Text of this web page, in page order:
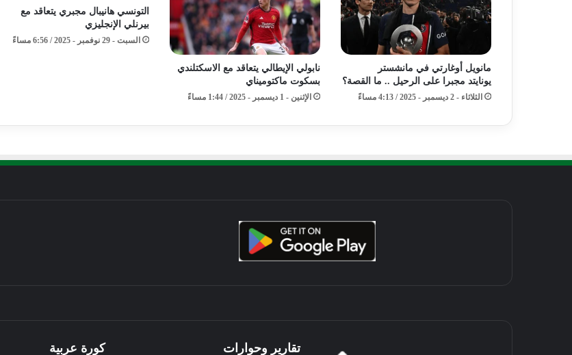
مانويل أوغارتي في مانشستر
يونايتد مجبرا على الرحيل .. ما القصة؟
الثلاثاء - 2 ديسمبر - 2025 / 4:13 مساءً
نابولي الإيطالي يتعاقد مع الاسكتلندي
بسكوت ماكتوميناي
الإثنين - 1 ديسمبر - 2025 / 1:44 مساءً
التونسي هانيبال مجبري يتعاقد مع
بيرنلي الإنجليزي
السبت - 29 نوفمبر - 2025 / 6:56 مساءً
تقارير وحوارات كورة عربية